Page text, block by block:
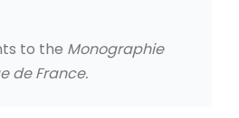
to the Monographie
de France.